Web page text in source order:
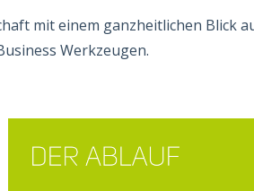
mit einem ganzheitlichen Blick
Werkzeugen.